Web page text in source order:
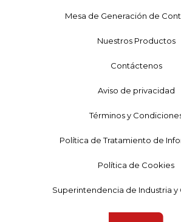
Mesa de Generación de
Nuestros Productos
Contáctenos
Aviso de privacidad
Términos y
Política de Tratamiento de
Política de Cookies
Superintendencia de Industria y